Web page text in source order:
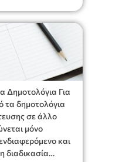
Δημοτολόγια Για
τα δημοτολόγια
σε άλλο
μόνο
και
διαδικασία